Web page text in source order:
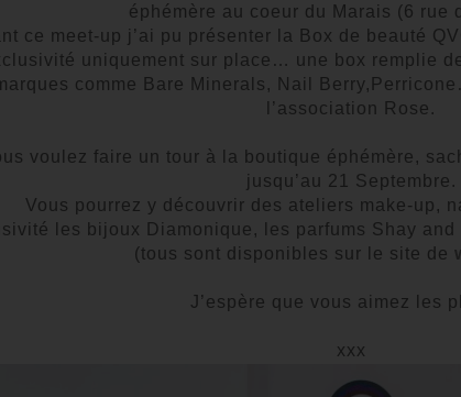
éphémère au coeur du Marais (6 rue
ce meet-up j’ai pu présenter la Box de beauté
uniquement sur place… une box remplie
comme Bare Minerals, Nail
l’association Rose.
voulez faire un tour à la boutique éphémère,
jusqu’au 21 Septembre.
Vous pourrez y découvrir des ateliers make-up,
les bijoux Diamonique, les parfums Shay
(tous sont disponibles sur le site de
J’espère que vous aimez les
xxx